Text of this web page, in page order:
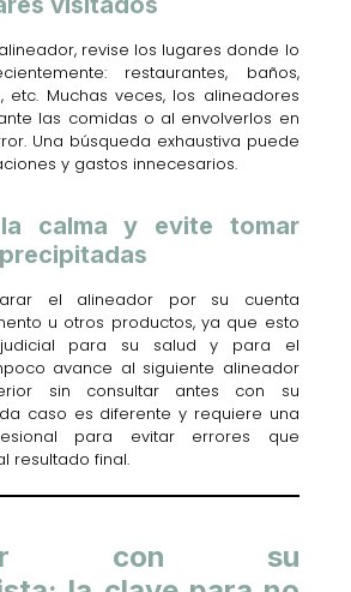
revise los lugares donde lo
restaurantes, baños,
etc. Muchas veces, los alineadores
las comidas o al envolverlos en
Una búsqueda exhaustiva puede
y gastos innecesarios.
la calma y evite tomar
el alineador por su cuenta
u otros productos, ya que esto
para su salud y para el
avance al siguiente alineador
sin consultar antes con su
caso es diferente y requiere una
para evitar errores que
resultado final.
con su